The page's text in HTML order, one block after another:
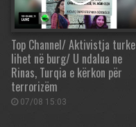
Top Channel/ Aktivistja turke
lihet në burg/ U ndalua ne
Rinas, Turqia e kërkon për
terrorizëm
07/08 15:03